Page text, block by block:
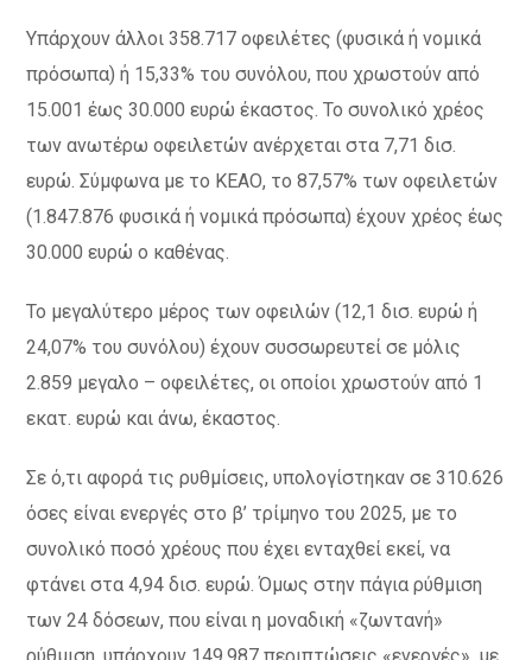
Υπάρχουν άλλοι 358.717 οφειλέτες (φυσικά ή νομικά
πρόσωπα) ή 15,33% του συνόλου, που χρωστούν από
15.001 έως 30.000 ευρώ έκαστος. Το συνολικό χρέος
των ανωτέρω οφειλετών ανέρχεται στα 7,71 δισ.
ευρώ. Σύμφωνα με το ΚΕΑΟ, το 87,57% των οφειλετών
(1.847.876 φυσικά ή νομικά πρόσωπα) έχουν χρέος έως
30.000 ευρώ ο καθένας.
Το μεγαλύτερο μέρος των οφειλών (12,1 δισ. ευρώ ή
24,07% του συνόλου) έχουν συσσωρευτεί σε μόλις
2.859 μεγαλο – οφειλέτες, οι οποίοι χρωστούν από 1
εκατ. ευρώ και άνω, έκαστος.
Σε ό,τι αφορά τις ρυθμίσεις, υπολογίστηκαν σε 310.626
όσες είναι ενεργές στο β’ τρίμηνο του 2025, με το
συνολικό ποσό χρέους που έχει ενταχθεί εκεί, να
φτάνει στα 4,94 δισ. ευρώ. Όμως στην πάγια ρύθμιση
των 24 δόσεων, που είναι η μοναδική «ζωντανή»